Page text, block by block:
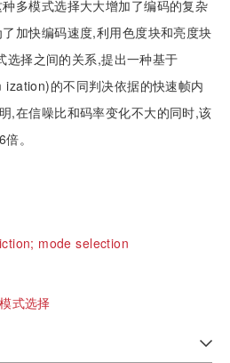
多模式选择大大增加了编码的复杂
加快编码速度,利用色度块和亮度块
择之间的关系,提出一种基于
的不同判决依据的快速帧内
,在信噪比和码率变化不大的同时,该
。
mode selection
模式选择